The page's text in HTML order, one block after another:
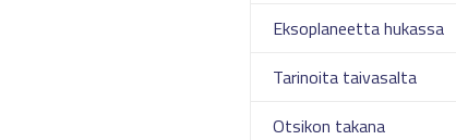
Eksoplaneetta hukassa
Tarinoita taivasalta
Otsikon takana